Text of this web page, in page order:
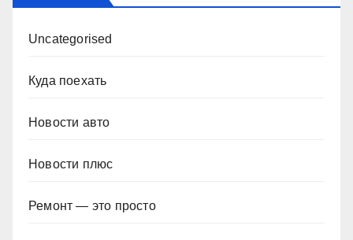
Uncategorised
Куда поехать
Новости авто
Новости плюс
Ремонт — это просто